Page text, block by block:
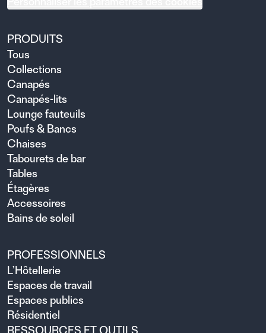
PRODUITS
Tous
Collections
Canapés
Canapés-lits
Lounge fauteuils
Poufs & Bancs
Chaises
Tabourets de bar
Tables
Étagères
Accessoires
Bains de soleil
PROFESSIONNELS
L’Hôtellerie
Espaces de travail
Espaces publics
Résidentiel